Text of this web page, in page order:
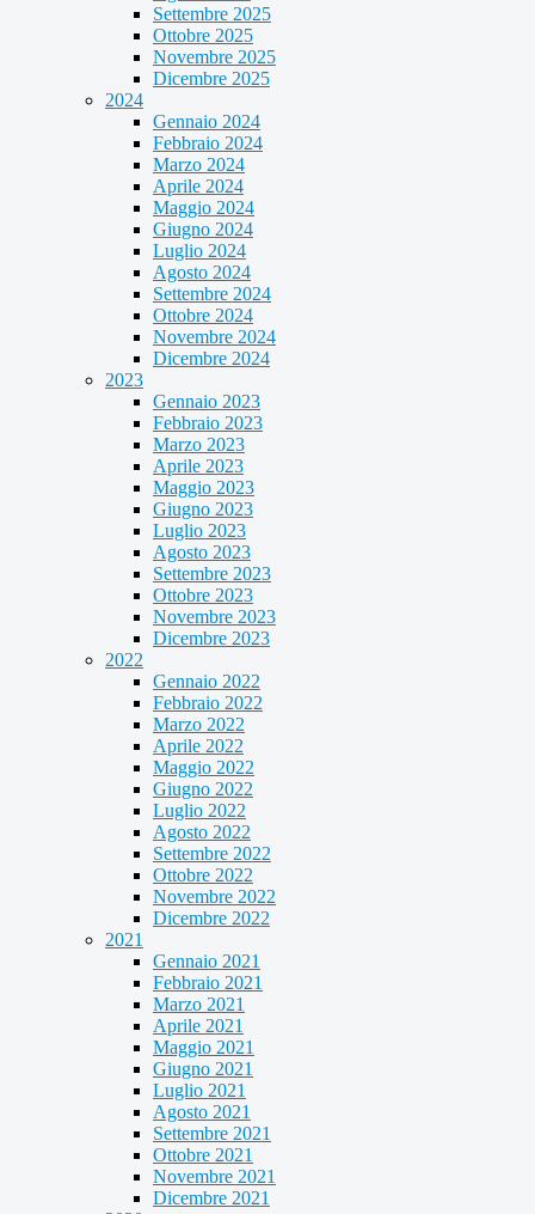
Settembre 2025
Ottobre 2025
Novembre 2025
Dicembre 2025
2024
Gennaio 2024
Febbraio 2024
Marzo 2024
Aprile 2024
Maggio 2024
Giugno 2024
Luglio 2024
Agosto 2024
Settembre 2024
Ottobre 2024
Novembre 2024
Dicembre 2024
2023
Gennaio 2023
Febbraio 2023
Marzo 2023
Aprile 2023
Maggio 2023
Giugno 2023
Luglio 2023
Agosto 2023
Settembre 2023
Ottobre 2023
Novembre 2023
Dicembre 2023
2022
Gennaio 2022
Febbraio 2022
Marzo 2022
Aprile 2022
Maggio 2022
Giugno 2022
Luglio 2022
Agosto 2022
Settembre 2022
Ottobre 2022
Novembre 2022
Dicembre 2022
2021
Gennaio 2021
Febbraio 2021
Marzo 2021
Aprile 2021
Maggio 2021
Giugno 2021
Luglio 2021
Agosto 2021
Settembre 2021
Ottobre 2021
Novembre 2021
Dicembre 2021